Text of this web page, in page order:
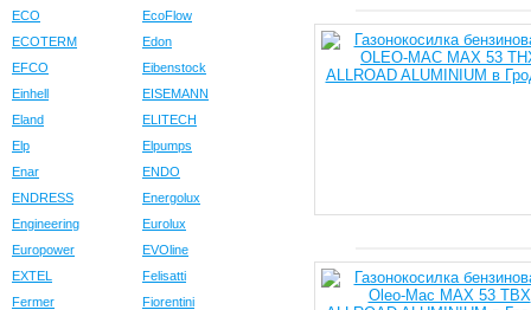
ECO
EcoFlow
ECOTERM
Edon
EFCO
Eibenstock
Einhell
EISEMANN
Eland
ELITECH
Elp
Elpumps
Enar
ENDO
ENDRESS
Energolux
Engineering
Eurolux
Europower
EVOline
EXTEL
Felisatti
Fermer
Fiorentini